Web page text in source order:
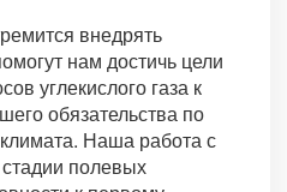
внедрять
нам достичь цели
углекислого газа к
обязательства по
Наша работа с
полевых